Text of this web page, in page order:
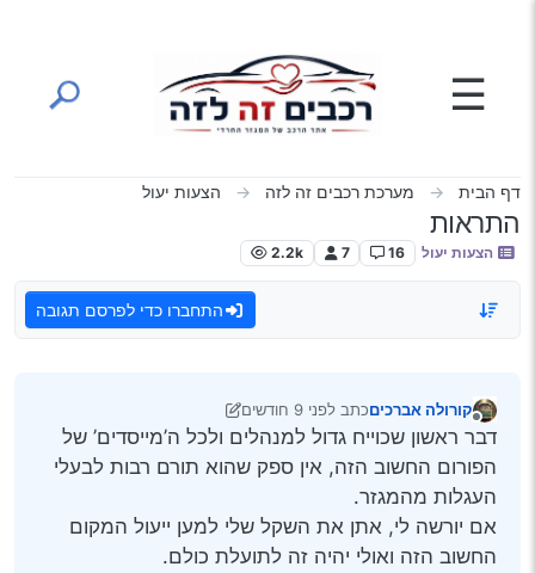
☰
דף הבית מערכת רכבים זה לזה הצעות יעול
התראות
הצעות יעול 16
7
2.2k
התחברו כדי לפרסם תגובה
קורולה אברכיםכתב לפני 9 חודשים
נערך לאחרונה על ידי יוני
דבר ראשון שכוייח גדול למנהלים ולכל ה’מייסדים’ של
הפורום החשוב הזה, אין ספק שהוא תורם רבות לבעלי
העגלות מהמגזר.
אם יורשה לי, אתן את השקל שלי למען ייעול המקום
החשוב הזה ואולי יהיה זה לתועלת כולם.